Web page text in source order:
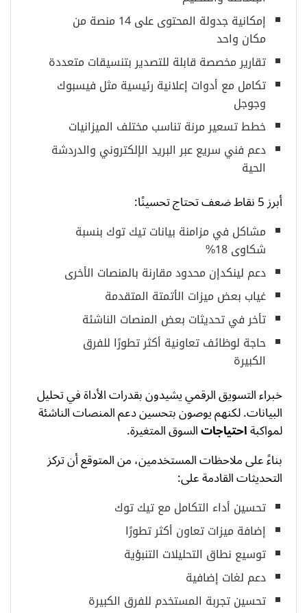
إمكانية جدولة المحتوى على 14 منصة من
مكان واحد
تقارير مخصصة قابلة للتصدير بتنسيقات متعددة
تكامل مع أدوات إعلانية رئيسية مثل فيسبوك
وجوجل
خطط تسعير مرنة تناسب مختلف الميزانيات
دعم فني سريع عبر البريد الإلكتروني والدردشة
الحية
أبرز 5 نقاط ضعف تحتاج تحسينًا:
مشاكل في مزامنة بيانات تيك توك بنسبة
شكاوى 18%
دعم لينكدإن محدود مقارنة بالمنصات الأخرى
غياب بعض ميزات الأتمتة المتقدمة
تأخر في تحديثات بعض المنصات الناشئة
حاجة لوظائف تعاونية أكثر تطورًا للفرق
الكبيرة
خبراء التسويق الرقمي يشيدون بقدرات الأداة في تحليل
البيانات. لكنهم يوصون بتحسين دعم المنصات الناشئة
لمواكبةاحتياجاتالسوق المتغيرة.
بناءً على ملاحظات المستخدمين، من المتوقع أن تركز
التحديثات القادمة على:
تحسين أداء التكامل مع تيك توك
إضافة ميزات تعاون أكثر تطورًا
توسيع نطاق التحليلات التنبؤية
دعم لغات إضافية
تحسين تجربة المستخدم للفرق الكبيرة